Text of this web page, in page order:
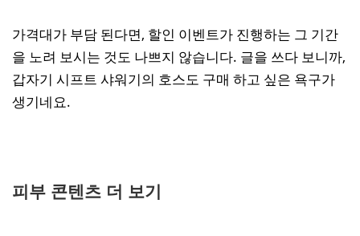
가격대가 부담 된다면, 할인 이벤트가 진행하는 그 기간
을 노려 보시는 것도 나쁘지 않습니다. 글을 쓰다 보니까,
갑자기 시프트 샤워기의 호스도 구매 하고 싶은 욕구가
생기네요.
피부 콘텐츠 더 보기